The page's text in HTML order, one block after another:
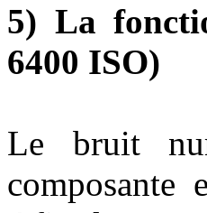
5) La
6400 ISO)
Le bruit
composante